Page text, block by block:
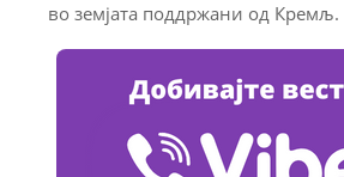
во земјата поддржани од Кремљ.